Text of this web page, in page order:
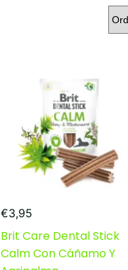
€3,95
Brit Care Dental Stick
Calm Con Cáñamo Y